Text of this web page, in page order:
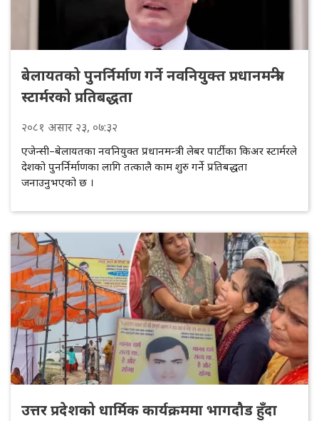
बेलायतको पुनर्निर्माण गर्ने नवनियुक्त प्रधानमन्त्री
स्टार्मरको प्रतिबद्धता
२०८१ असार २३, ०७:३२
एजेन्सी–बेलायतका नवनियुक्त प्रधानमन्त्री लेबर पार्टीका किअर स्टार्मरले
देशको पुनर्निर्माणका लागि तत्कालै काम शुरु गर्ने प्रतिबद्धता
जनाउनुभएको छ ।
उत्तर प्रदेशको धार्मिक कार्यक्रममा भागदौड हुँदा